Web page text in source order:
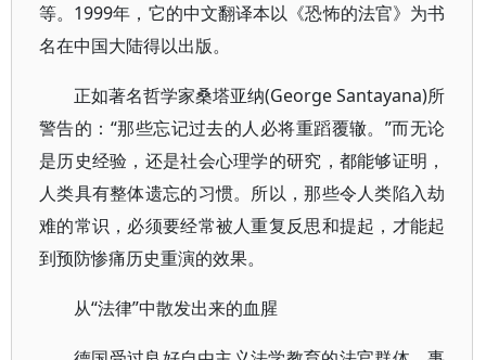
等。1999年，它的中文翻译本以《恐怖的法官》为书
名在中国大陆得以出版。
正如著名哲学家桑塔亚纳(George Santayana)所
警告的：“那些忘记过去的人必将重蹈覆辙。”而无论
是历史经验，还是社会心理学的研究，都能够证明，
人类具有整体遗忘的习惯。所以，那些令人类陷入劫
难的常识，必须要经常被人重复反思和提起，才能起
到预防惨痛历史重演的效果。
从“法律”中散发出来的血腥